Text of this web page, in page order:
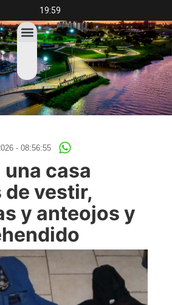
19:59
- 08:56:55
una casa
de vestir,
y anteojos y